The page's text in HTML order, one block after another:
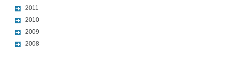
2011
2010
2009
2008